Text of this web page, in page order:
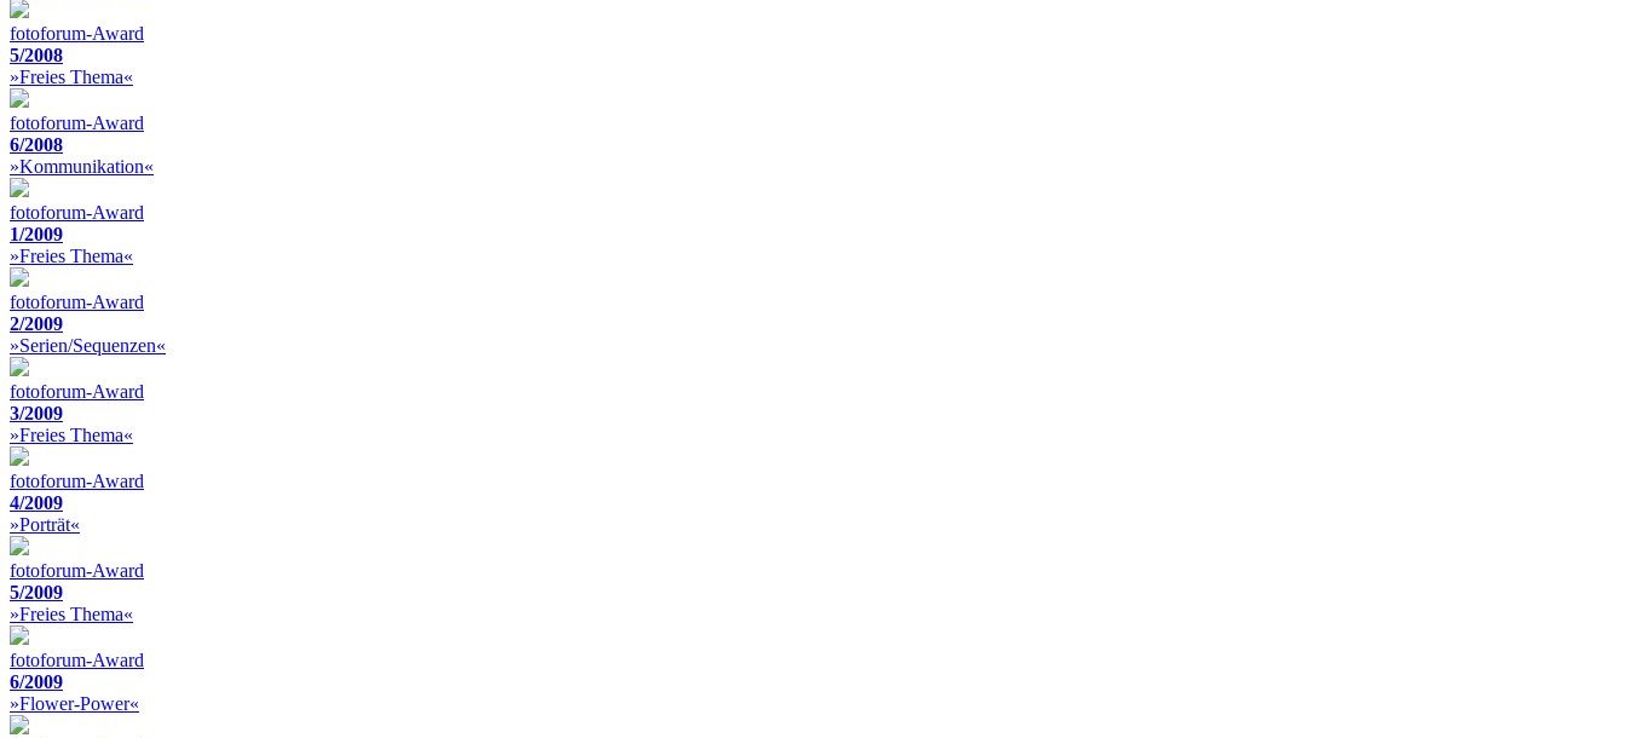
fotoforum-Award
5/2008
»Freies Thema«
fotoforum-Award
6/2008
»Kommunikation«
fotoforum-Award
1/2009
»Freies Thema«
fotoforum-Award
2/2009
»Serien/Sequenzen«
fotoforum-Award
3/2009
»Freies Thema«
fotoforum-Award
4/2009
»Porträt«
fotoforum-Award
5/2009
»Freies Thema«
fotoforum-Award
6/2009
»Flower-Power«